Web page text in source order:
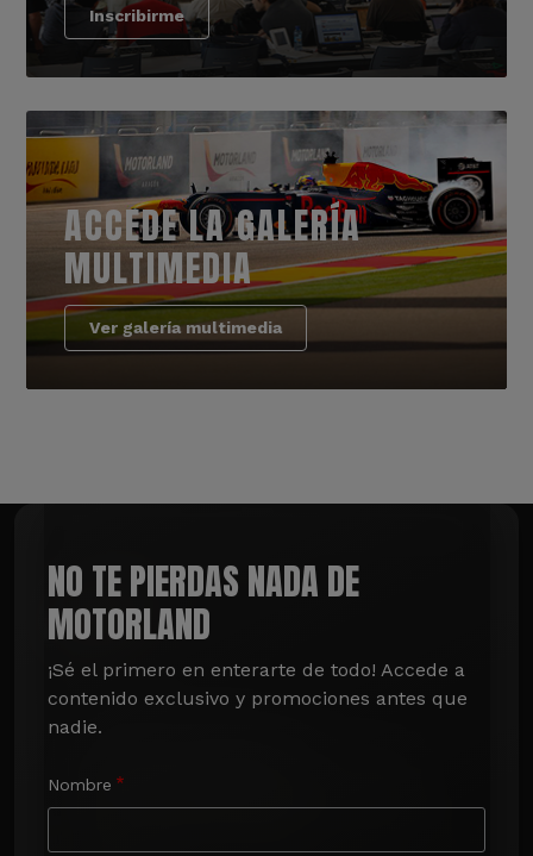
Inscribirme
ACCEDE LA GALERÍA
MULTIMEDIA
Ver galería multimedia
NO TE PIERDAS NADA DE
MOTORLAND
¡Sé el primero en enterarte de todo! Accede a
contenido exclusivo y promociones antes que
nadie.
Nombre